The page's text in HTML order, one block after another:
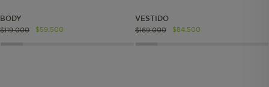
BODY
$119.000 $59 500
VESTIDO
$169.000 $84. 500
Cookies de segmentación (las de